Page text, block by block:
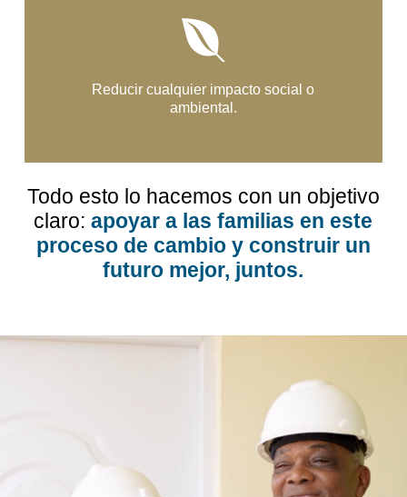
Reducir cualquier impacto social o
ambiental.
Todo esto lo hacemos con un objetivo
claro: apoyar a las familias en este
proceso de cambio y construir un
futuro mejor, juntos.